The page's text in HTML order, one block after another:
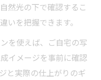
然光の下で確認するこ
いを把握できます。
を使えば、ご自宅の写
イメージを事前に確認
と実際の仕上がりのギ